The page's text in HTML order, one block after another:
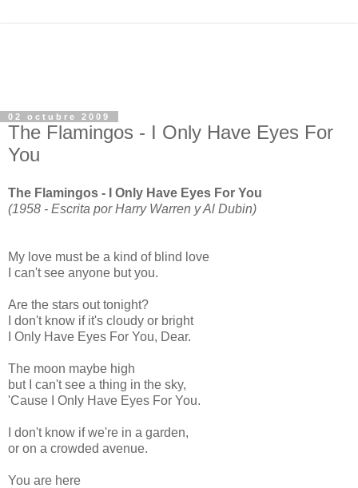
02 octubre 2009
The Flamingos - I Only Have Eyes For
You
The Flamingos - I Only Have Eyes For You
(1958 - Escrita por Harry Warren y Al Dubin)
My love must be a kind of blind love
I can't see anyone but you.
Are the stars out tonight?
I don't know if it's cloudy or bright
I Only Have Eyes For You, Dear.
The moon maybe high
but I can't see a thing in the sky,
'Cause I Only Have Eyes For You.
I don't know if we're in a garden,
or on a crowded avenue.
You are here